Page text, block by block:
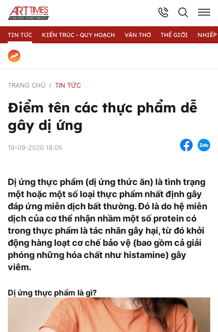
TIN TỨC KIẾN TRÚC - QUY HOẠCH VĂN THƠ THẾ GIỚI
TRANG CHỦ TIN TỨC
Điểm tên các thực phẩm dễ
gây dị ứng
19-09-2020 18:05
Dị ứng thực phẩm (dị ứng thức ăn) là tình trạng
một hoặc một số loại thực phẩm nhất định gây
đáp ứng miễn dịch bất thường. Đó là do hệ miễn
dịch của cơ thể nhận nhầm một số protein có
trong thực phẩm là tác nhân gây hại, từ đó khởi
động hàng loạt cơ chế bảo vệ (bao gồm cả giải
phóng những hóa chất như histamine) gây
viêm.
Dị ứng thực phẩm là gì?